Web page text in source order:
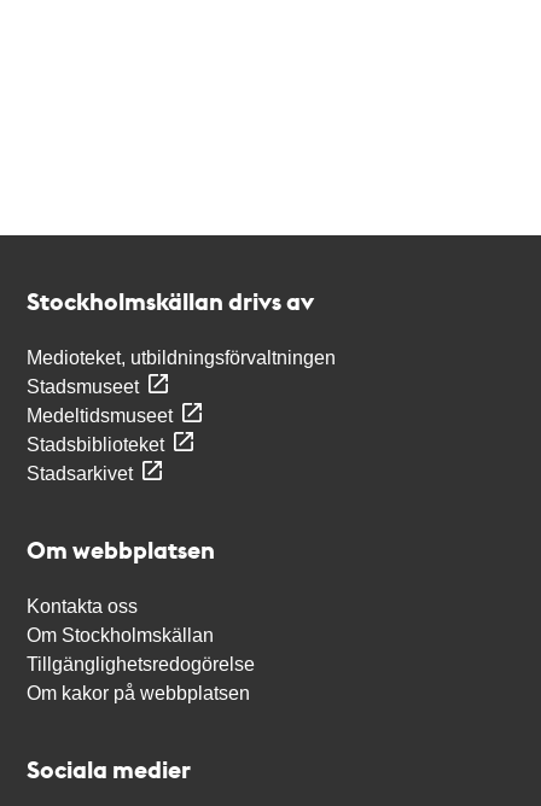
Stockholmskällan drivs av
Medioteket, utbildningsförvaltningen
Stadsmuseet
Medeltidsmuseet
Stadsbiblioteket
Stadsarkivet
Om webbplatsen
Kontakta oss
Om Stockholmskällan
Tillgänglighetsredogörelse
Om kakor på webbplatsen
Sociala medier